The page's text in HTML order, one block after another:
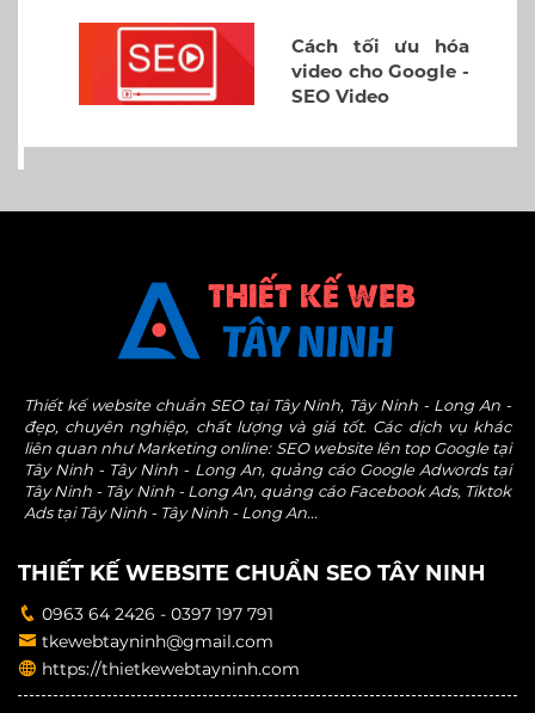
Cách tối ưu hóa
video cho Google -
SEO Video
Thiết kế website chuẩn SEO tại Tây Ninh, Tây Ninh - Long An -
đẹp, chuyên nghiệp, chất lượng và giá tốt. Các dịch vụ khác
liên quan như Marketing online: SEO website lên top Google tại
Tây Ninh - Tây Ninh - Long An, quảng cáo Google Adwords tại
Tây Ninh - Tây Ninh - Long An, quảng cáo Facebook Ads, Tiktok
Ads tại Tây Ninh - Tây Ninh - Long An...
THIẾT KẾ WEBSITE CHUẨN SEO TÂY NINH
0963 64 2426 - 0397 197 791
tkewebtayninh@gmail.com
https://thietkewebtayninh.com